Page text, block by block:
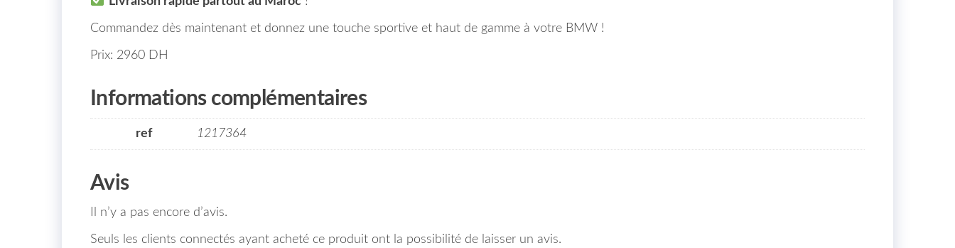
Commandez dès maintenant et donnez une touche sportive et haut de gamme à votre BMW !
Prix: 2960 DH
Informations complémentaires
ref 1217364
Avis
Il n’y a pas encore d’avis.
Seuls les clients connectés ayant acheté ce produit ont la possibilité de laisser un avis.